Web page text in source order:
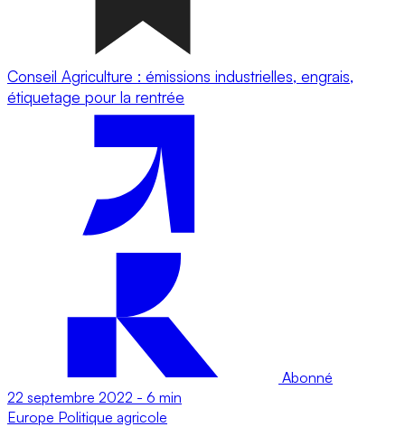
Conseil Agriculture : émissions industrielles, engrais,
étiquetage pour la rentrée
Abonné
22 septembre 2022 - 6 min
Europe Politique agricole